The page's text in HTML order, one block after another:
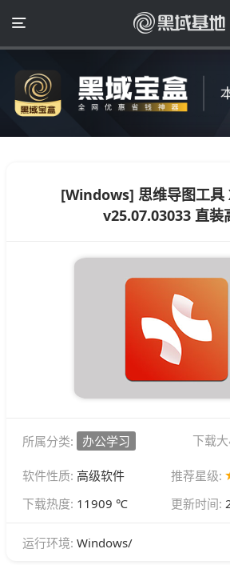
[Windows] 思维导图工
v25.07.03033 直装
所属分类: 办公学习 下载
软件性质: 高级软件
推荐星级:
下载热度: 11909 ℃ 更新时间:
运行环境: Windows/